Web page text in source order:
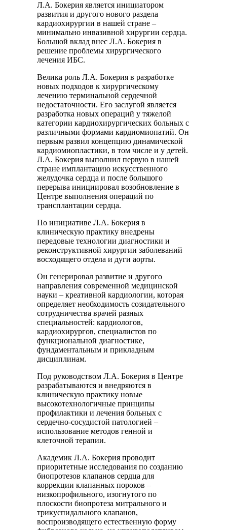
Л.А. Бокерия является инициатором
развития и другого нового раздела
кардиохирургии в нашей стране –
минимально инвазивной хирургии сердца.
Большой вклад внес Л.А. Бокерия в
решение проблемы хирургического
лечения ИБС.
Велика роль Л.А. Бокерия в разработке
новых подходов к хирургическому
лечению терминальной сердечной
недостаточности. Его заслугой является
разработка новых операций у тяжелой
категории кардиохирургических больных с
различными формами кардиомиопатий. Он
первым развил концепцию динамической
кардиомиопластики, в том числе и у детей.
Л.А. Бокерия выполнил первую в нашей
стране имплантацию искусственного
желудочка сердца и после большого
перерыва инициировал возобновление в
Центре выполнения операций по
трансплантации сердца.
По инициативе Л.А. Бокерия в
клиническую практику внедрены
передовые технологии диагностики и
реконструктивной хирургии заболеваний
восходящего отдела и дуги аорты.
Он генерировал развитие и другого
направления современной медицинской
науки – креативной кардиологии, которая
определяет необходимость созидательного
сотрудничества врачей разных
специальностей: кардиологов,
кардиохирургов, специалистов по
функциональной диагностике,
фундаментальным и прикладным
дисциплинам.
Под руководством Л.А. Бокерия в Центре
разрабатываются и внедряются в
клиническую практику новые
высокотехнологичные принципы
профилактики и лечения больных с
сердечно-сосудистой патологией –
использование методов генной и
клеточной терапии.
Академик Л.А. Бокерия проводит
приоритетные исследования по созданию
биопротезов клапанов сердца для
коррекции клапанных пороков –
низкопрофильного, изогнутого по
плоскости биопротеза митрального и
трикуспидального клапанов,
воспроизводящего естественную форму